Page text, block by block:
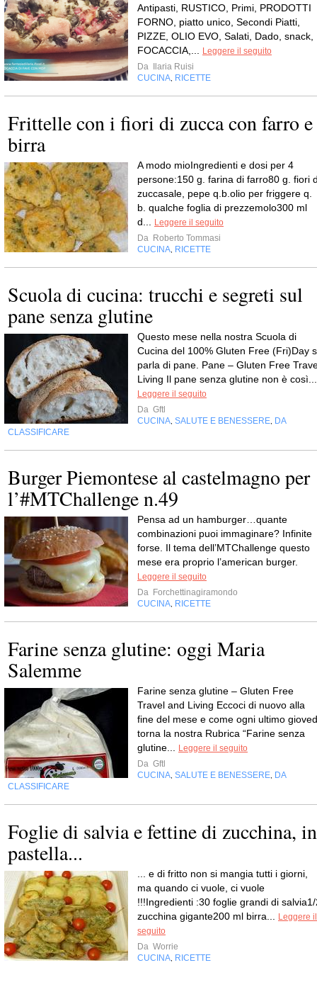
Antipasti, RUSTICO, Primi, PRODOTTI
FORNO, piatto unico, Secondi Piatti,
PIZZE, OLIO EVO, Salati, Dado, snack,
FOCACCIA,...
Leggere il seguito
Da
Ilaria Ruisi
CUCINA RICETTE
Frittelle con i fiori di zucca con farro e
birra
A modo mioIngredienti e dosi per 4
persone:150 g. farina di farro80 g. fiori
zuccasale, pepe q.b.olio per friggere q.
b. qualche foglia di prezzemolo300 ml
d...
Leggere il seguito
Da Roberto Tommasi
CUCINA RICETTE
Scuola di cucina: trucchi e segreti sul
pane senza glutine
Questo mese nella nostra Scuola di
Cucina del 100% Gluten Free (Fri)Day
parla di pane. Pane – Gluten Free
Living Il pane senza glutine non è così...
Leggere il seguito
Da Gftl
CUCINA SALUTE E BENESSERE DA
CLASSIFICARE
Burger Piemontese al castelmagno per
l’#MTChallenge n.49
Pensa ad un hamburger…quante
combinazioni puoi immaginare? Infinite
forse. Il tema dell’MTChallenge questo
mese era proprio l’american burger.
Leggere il seguito
Da Forchettinagiramondo
CUCINA RICETTE
Farine senza glutine: oggi Maria
Salemme
Farine senza glutine – Gluten Free
Travel and Living Eccoci di nuovo alla
fine del mese e come ogni ultimo
torna la nostra Rubrica “Farine senza
glutine...
Leggere il seguito
Da Gftl
CUCINA SALUTE E BENESSERE DA
CLASSIFICARE
Foglie di salvia e fettine di zucchina, in
pastella...
... e di fritto non si mangia tutti i giorni,
ma quando ci vuole, ci vuole
!!!Ingredienti :30 foglie grandi di
zucchina gigante200 ml birra...
Leggere il
seguito
Da Worrie
CUCINA RICETTE